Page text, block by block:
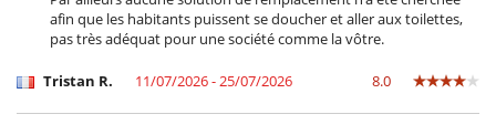
afin que les habitants puissent se doucher et aller aux toilettes,
pas très adéquat pour une société comme la vôtre.
Tristan R. 11/07/2026 - 25/07/2026 8.0